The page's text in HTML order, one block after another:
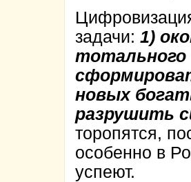
задачи: 1)
тотального
новых
разрушить
торопятся,
особенно в
успеют.